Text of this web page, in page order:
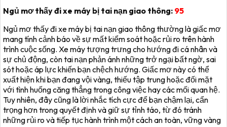
Ngủ mơ thấy đi xe máy bị tai nạn giao thông: 95
Ngủ mơ thấy đi xe máy bị tai nạn giao thông thường là giấc mơ
mang tính cảnh báo về sự mất kiểm soát hoặc rủi ro trên hành
trình cuộc sống. Xe máy tượng trưng cho hướng đi cá nhân và
sự chủ động, còn tai nạn phản ánh những trở ngại bất ngờ, sai
sót hoặc áp lực khiến bạn chệch hướng. Giấc mơ này có thể
xuất hiện khi bạn đang vội vàng, thiếu tập trung hoặc đối mặt
với tình huống căng thẳng trong công việc hay các mối quan hệ.
Tuy nhiên, đây cũng là lời nhắc tích cực để bạn chậm lại, cẩn
trọng hơn trong quyết định và giữ sự tỉnh táo, từ đó tránh
những rủi ro và tiếp tục hành trình một cách an toàn, vững vàng